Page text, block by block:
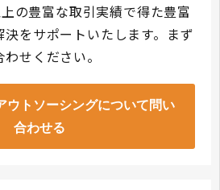
の豊富な取引実績で得た豊富
をサポートいたします。まず
せください。
ウトソーシングについて問い
合わせる